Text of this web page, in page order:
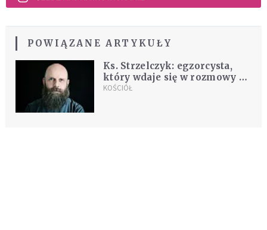
POWIĄZANE ARTYKUŁY
Ks. Strzelczyk: egzorcysta,
który wdaje się w rozmowy z
diabłem, staje na granicy
KOŚCIÓŁ